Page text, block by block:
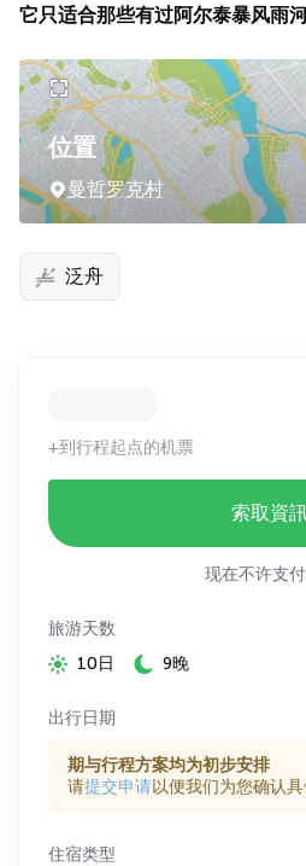
它只适合那些有过阿尔泰暴风雨
位置
曼哲罗克村
泛舟
+到行程起点的机票
索取資
现在不许支付
旅游天数
10日
9晚
出行日期
期与行程方案均为初步安排
请提交申请以便我们为您确认
住宿类型